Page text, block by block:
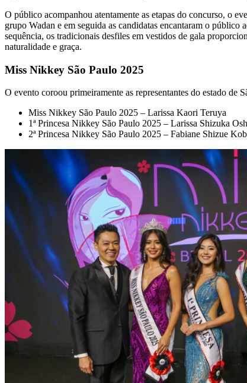
O público acompanhou atentamente as etapas do concurso, o
grupo Wadan e em seguida as candidatas encantaram o
sequência, os tradicionais desfiles em vestidos de gala
naturalidade e graça.
Miss Nikkey São Paulo 2025
O evento coroou primeiramente as representantes do estado de
Miss Nikkey São Paulo 2025 – Larissa Kaori Teruya
1ª Princesa Nikkey São Paulo 2025 – Larissa Shizuka
2ª Princesa Nikkey São Paulo 2025 – Fabiane Shizue